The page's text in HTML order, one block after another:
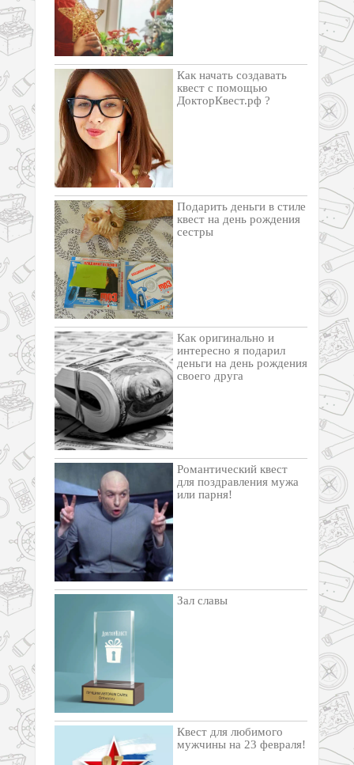
Как начать создавать
квест с помощью
ДокторКвест.рф ?
Подарить деньги в стиле
квест на день рождения
сестры
Как оригинально и
интересно я подарил
деньги на день рождения
своего друга
Романтический квест
для поздравления мужа
или парня!
Зал славы
Квест для любимого
мужчины на 23 февраля!